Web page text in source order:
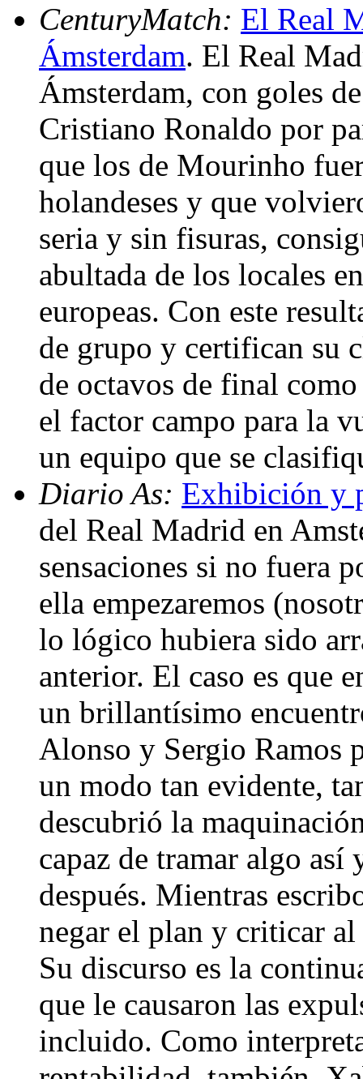
CenturyMatch: El Real
Ámsterdam. El Real
Ámsterdam, con goles
Cristiano Ronaldo por
que los de Mourinho
holandeses y que
seria y sin fisuras,
abultada de los locales
europeas. Con este
de grupo y certifican su
de octavos de final
el factor campo para la
un equipo que se
Diario As: Exhibición y
del Real Madrid en
sensaciones si no fuera
ella empezaremos
lo lógico hubiera sido
anterior. El caso es que
un brillantísimo
Alonso y Sergio Ramos
un modo tan evidente,
descubrió la
capaz de tramar algo así
después. Mientras
negar el plan y criticar
Su discurso es la
que le causaron las
incluido. Como